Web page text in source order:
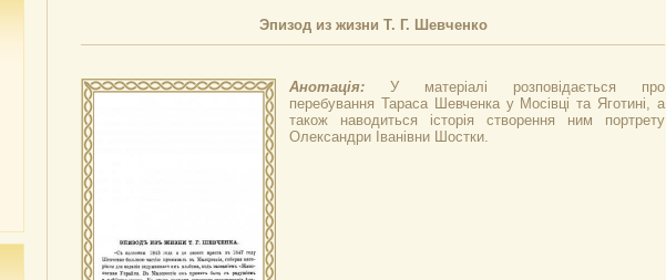
Эпизод из жизни Т. Г. Шевченко
Анотація: У матеріалі розповідається про
перебування Тараса Шевченка у Мосівці та Яготині, а
також наводиться історія створення ним портрету
Олександри Іванівни Шостки.